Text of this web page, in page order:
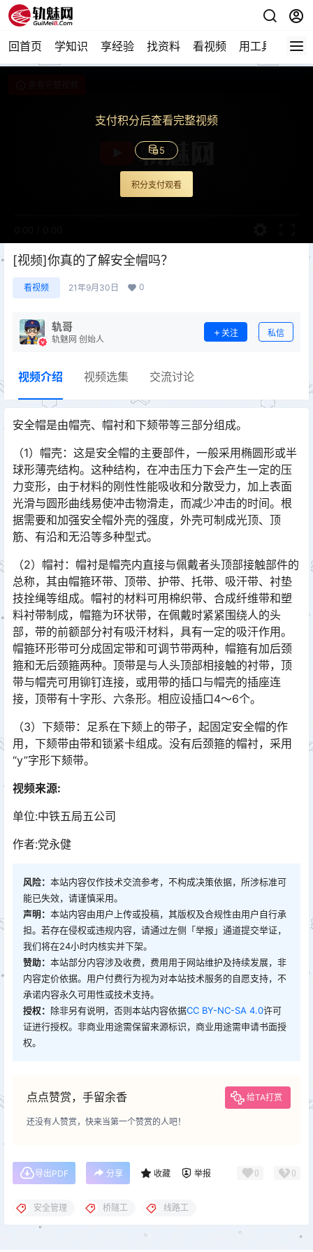
回首页 学知识 享经验 找资料 看视频 用工具 论技
支付积分后查看完整视频
5
积分支付观看
[视频]你真的了解安全帽吗？
看视频 21年9月30日 0
轨哥
轨魅网 创始人
关注 私信
视频介绍 视频选集 交流讨论
安全帽是由帽壳、帽衬和下颏带等三部分组成。
（1）帽壳：这是安全帽的主要部件，一般采用椭圆形或半
球形薄壳结构。这种结构，在冲击压力下会产生一定的压
力变形，由于材料的刚性性能吸收和分散受力，加上表面
光滑与圆形曲线易使冲击物滑走，而减少冲击的时间。根
据需要和加强安全帽外壳的强度，外壳可制成光顶、顶
筋、有沿和无沿等多种型式。󠅅󠅃󠄵󠅂󠄪󠇖󠆨󠆨󠇕󠆞󠆒󠅬󠇘󠆭󠆘󠇙󠆝󠅵󠇗󠆭󠆁󠄐󠇗󠅹󠅸󠇖󠆍󠅳󠇖󠅹󠅰󠇖󠆌󠅹
（2）帽衬：帽衬是帽壳内直接与佩戴者头顶部接触部件的
总称，其由帽箍环带、顶带、护带、托带、吸汗带、衬垫
技拴绳等组成。帽衬的材料可用棉织带、合成纤维带和塑
料衬带制成，帽箍为环状带，在佩戴时紧紧围绕人的头
部，带的前额部分衬有吸汗材料，具有一定的吸汗作用。
帽箍环形带可分成固定带和可调节带两种，帽箍有加后颈
箍和无后颈箍两种。顶带是与人头顶部相接触的衬带，顶
带与帽壳可用铆钉连接，或用带的插口与帽壳的插座连
接，顶带有十字形、六条形。相应设插口4～6个。󠅅󠅃󠄵󠅂󠄪󠇖󠆨󠆨󠇕󠆞󠆒󠅬󠇘󠆭󠆘󠇙󠆝󠅵󠇗󠆭󠆁󠄐󠇗󠅹󠅸󠇖󠆍󠅳󠇖󠅹󠅰󠇖󠆌󠅹
（3）下颏带：足系在下颏上的带子，起固定安全帽的作
用，下颏带由带和锁紧卡组成。没有后颈箍的帽衬，采用
“y”字形下颏带。
视频来源:
单位:中铁五局五公司
作者:党永健
风险： 本站内容仅作技术交流参考，不构成决策依据，所涉标准可
能已失效，请谨慎采用。
声明： 本站内容由用户上传或投稿，其版权及合规性由用户自行承
担。若存在侵权或违规内容，请通过左侧「举报」通道提交举证，
我们将在24小时内核实并下架。
赞助： 本站部分内容涉及收费，费用用于网站维护及持续发展，非
内容定价依据。用户付费行为视为对本站技术服务的自愿支持，不
承诺内容永久可用性或技术支持。
授权： 除非另有说明，否则本站内容依据CC BY-NC-SA 4.0许可
证进行授权。非商业用途需保留来源标识，商业用途需申请书面授
权。
点点赞赏，手留余香 给TA打赏
还没有人赞赏，快来当第一个赞赏的人吧！
导出PDF 分享 收藏 举报 0 0
安全管理 桥隧工 线路工